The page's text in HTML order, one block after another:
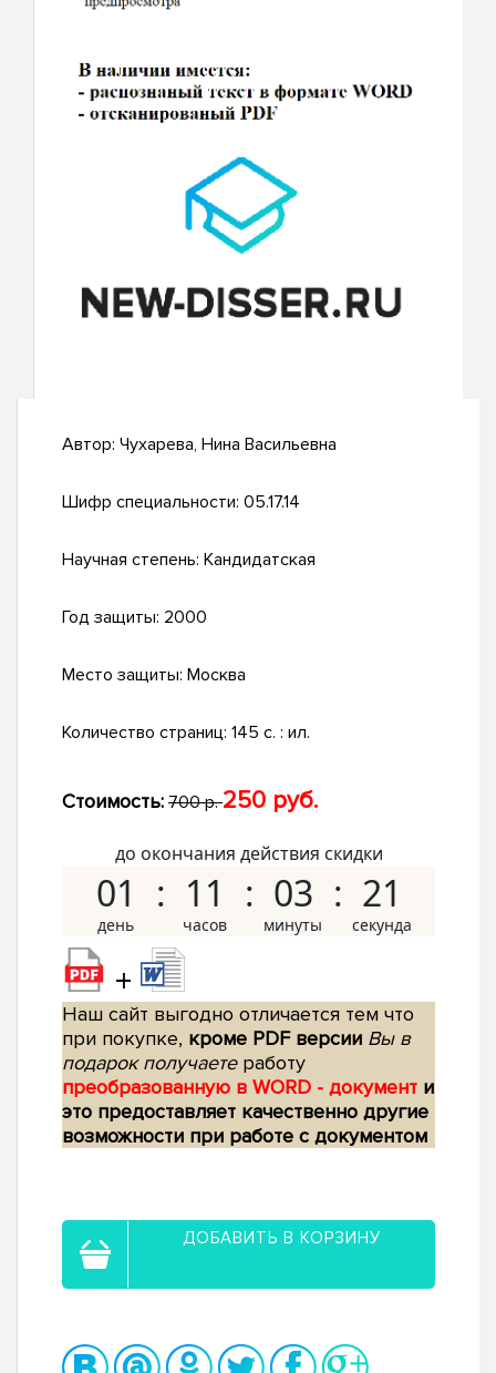
Автор: Чухарева, Нина Васильевна
Шифр специальности: 05.17.14
Научная степень: Кандидатская
Год защиты: 2000
Место защиты: Москва
Количество страниц: 145 с. : ил.
Стоимость: 700 р.250 руб.
до окончания действия скидки
01 11 03 20
+
Наш сайт выгодно отличается тем что
при покупке, кроме PDF версии Вы в
подарок получаетеработу
преобразованную в WORD - документ и
это предоставляет качественно другие
возможности при работе с документом
ДОБАВИТЬ В КОРЗИНУ